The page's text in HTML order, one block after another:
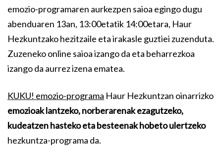
emozio-programaren aurkezpen saioa egingo dugu
abenduaren 13an, 13:00etatik 14:00etara, Haur
Hezkuntzako hezitzaile eta irakasle guztiei zuzenduta.
Zuzeneko online saioa izango da eta beharrezkoa
izango da aurrez izena ematea.
KUKU! emozio-programa Haur Hezkuntzan oinarrizko
emozioak lantzeko, norberarenak ezagutzeko,
kudeatzen hasteko eta besteenak hobeto ulertzeko
hezkuntza-programa da.